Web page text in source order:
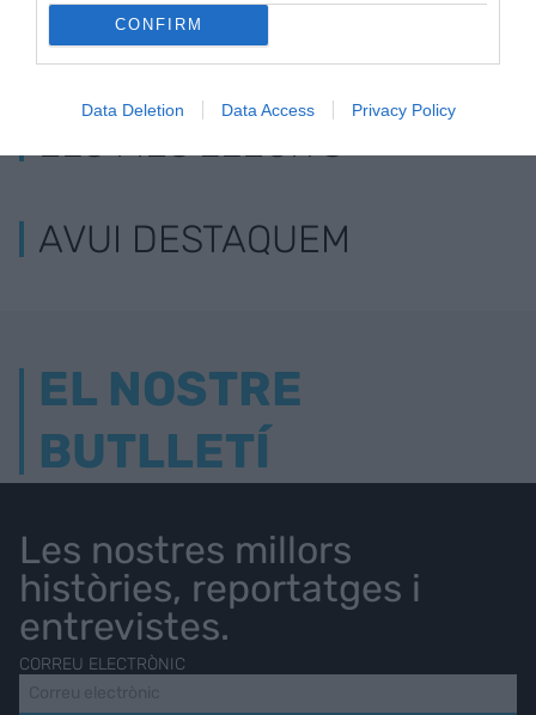
CONFIRM
Data Deletion Data Access Privacy Policy
ELS MÉS LLEGITS
AVUI DESTAQUEM
EL NOSTRE
BUTLLETÍ
Les nostres millors
històries, reportatges i
entrevistes.
CORREU ELECTRÒNIC